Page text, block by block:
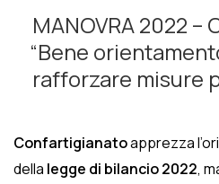
Principale
MANOVRA 2022
“Bene
rafforzare misure
Confartigianatoapprezza
della legge di bilancio 2022,